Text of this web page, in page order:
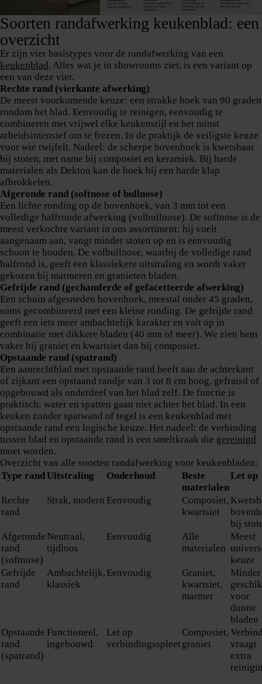
Soorten randafwerking keukenblad: een
overzicht
Er zijn vier basistypes voor de randafwerking van een
keukenblad. Alles wat je in showrooms ziet, is een variant op
een van deze vier.
Rechte rand (vierkante afwerking)
De meest voorkomende keuze: een strakke hoek van 90 graden
rondom het blad. Eenvoudig te reinigen, eenvoudig te
combineren met vrijwel elke keukenstijl en het minst
arbeidsintensief om te frezen. In de praktijk de veiligste keuze
voor wie twijfelt. Nadeel: de scherpe bovenhoek is kwetsbaar
bij stoten, met name bij composiet en keramiek. Bij harde
materialen als Dekton kan de hoek bij een harde klap
afbrokkelen.
Afgeronde rand (softnose of bullnose)
Een lichte ronding op de bovenhoek, van 3 mm tot een
volledige halfronde afwerking (volbullnose). De softnose is de
meest verkochte variant in ons assortiment: hij voelt
aangenaam aan, vangt minder stoten op en is eenvoudig
schoon te houden. De volbullnose, waarbij de volledige rand
halfrond is, geeft een klassiekere uitstraling en wordt vaker
gekozen bij marmeren en granieten bladen.
Gefrijde rand (gechamferde of gefacetteerde afwerking)
Een schuin afgesneden bovenhoek, meestal onder 45 graden,
soms gecombineerd met een kleine ronding. De gefrijde rand
geeft een iets meer ambachtelijk karakter en valt op in
combinatie met dikkere bladen (40 mm of meer). We zien hem
vaker bij graniet en kwartsiet dan bij composiet.
Opstaande rand (spatrand)
Een aanrechtblad met opstaande rand heeft aan de achterkant
of zijkant een opstaand randje van 3 tot 8 cm hoog, gefraisd of
opgebouwd als onderdeel van het blad zelf. De functie is
praktisch: water en spatten gaan niet achter het blad. In een
keuken zonder spatwand of tegel is een keukenblad met
opstaande rand een logische keuze. Het nadeel: de verbinding
tussen blad en opstaande rand is een smeltkraak die gereinigd
moet worden.
Overzicht van alle soorten randafwerking voor keukenbladen:
Type randUitstraling Onderhoud
Beste
materialen
Let op
Rechte
rand
Strak, modern Eenvoudig
Composiet,
kwartsiet
bij
Afgeronde
rand
(softnose)
Neutraal,
tijdloos
Eenvoudig
Alle
materialen
Meest
keuze
Gefrijde
rand
Ambachtelijk,
klassiek
Eenvoudig
Graniet,
kwartsiet,
marmer
Minder
voor
dunne
bladen
Opstaande
rand
(spatrand)
Functioneel,
ingebouwd
Let op
verbindingsspleet
Composiet,
graniet
vraagt
extra